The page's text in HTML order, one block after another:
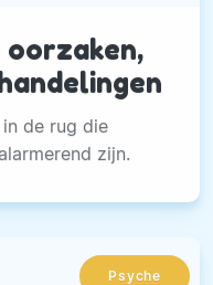
oorzaken,
de rug die
zijn.
Psyche